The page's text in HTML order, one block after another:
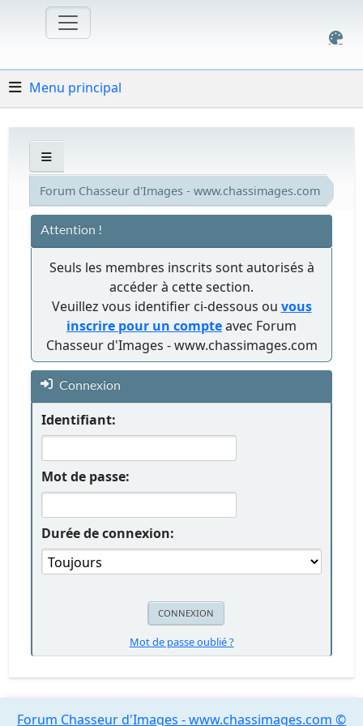
Menu principal
Forum Chasseur d'Images - www.chassimages.com
Attention !
Seuls les membres inscrits sont autorisés à
accéder à cette section.
Veuillez vous identifier ci-dessous ou vous
inscrire pour un compteavec Forum
Chasseur d'Images - www.chassimages.com
Connexion
Identifiant:
Mot de passe:
Durée de connexion:
Mot de passe oublié ?
Forum Chasseur d'Images - www.chassimages.com ©